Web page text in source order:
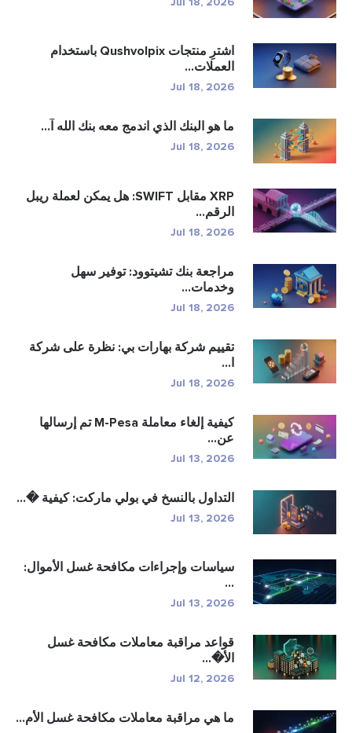
اشترِ منتجات Qushvolpix باستخدام
العملات...
Jul 18, 2026
ما هو البنك الذي اندمج معه بنك الله آ...
Jul 18, 2026
XRP مقابل SWIFT: هل يمكن لعملة ريبل
الرقم...
Jul 18, 2026
مراجعة بنك تشيتوود: توفير سهل
وخدمات...
Jul 18, 2026
تقييم شركة بهارات بي: نظرة على شركة
ا...
Jul 18, 2026
كيفية إلغاء معاملة M-Pesa تم إرسالها
عن...
Jul 13, 2026
التداول بالنسخ في بولي ماركت: كيفية �...
Jul 13, 2026
سياسات وإجراءات مكافحة غسل الأموال:
...
Jul 13, 2026
قواعد مراقبة معاملات مكافحة غسل
الأ�...
Jul 12, 2026
ما هي مراقبة معاملات مكافحة غسل الأم...